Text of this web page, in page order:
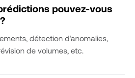
pouvez-vous
détection d’anomalies,
de volumes, etc.